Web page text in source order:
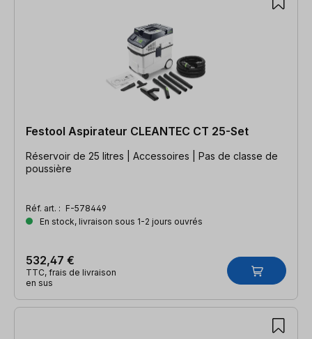
Festool Aspirateur CLEANTEC CT 25-Set
Réservoir de 25 litres | Accessoires | Pas de classe de
poussière
Réf. art. : F-578449
En stock, livraison sous 1-2 jours ouvrés
532,47 €
TTC, frais de livraison
en sus